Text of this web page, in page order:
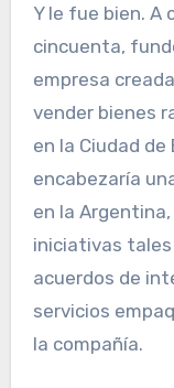
Y le fue bien. A
cincuenta,
empresa
vender bienes
en la Ciudad de
encabezaría
en la
iniciativas tales
acuerdos de
servicios
la compañía.